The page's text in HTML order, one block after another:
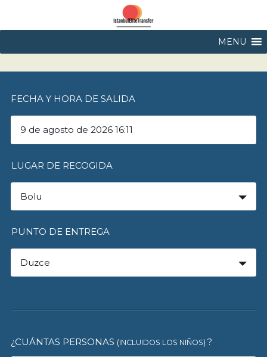
MENU
FECHA Y HORA DE SALIDA
LUGAR DE RECOGIDA
Bolu
PUNTO DE ENTREGA
Duzce
¿CUÁNTAS PERSONAS (INCLUIDOS LOS NIÑOS) ?